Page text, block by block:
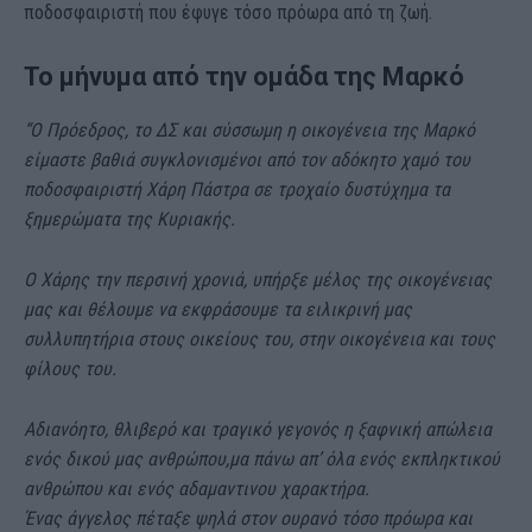
ποδοσφαιριστή που έφυγε τόσο πρόωρα από τη ζωή.
Το μήνυμα από την ομάδα της Μαρκό
“Ο Πρόεδρος, το ΔΣ και σύσσωμη η οικογένεια της Μαρκό
είμαστε βαθιά συγκλονισμένοι από τον αδόκητο χαμό του
ποδοσφαιριστή Χάρη Πάστρα σε τροχαίο δυστύχημα τα
ξημερώματα της Κυριακής.
Ο Χάρης την περσινή χρονιά, υπήρξε μέλος της οικογένειας
μας και θέλουμε να εκφράσουμε τα ειλικρινή μας
συλλυπητήρια στους οικείους του, στην οικογένεια και τους
φίλους του.
Αδιανόητο, θλιβερό και τραγικό γεγονός η ξαφνική απώλεια
ενός δικού μας ανθρώπου,μα πάνω απ’ όλα ενός εκπληκτικού
ανθρώπου και ενός αδαμαντινου χαρακτήρα.
Ένας άγγελος πέταξε ψηλά στον ουρανό τόσο πρόωρα και